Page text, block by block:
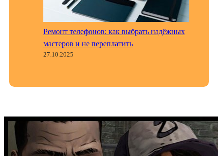
Ремонт телефонов: как выбрать надёжных
мастеров и не переплатить
27.10.2025